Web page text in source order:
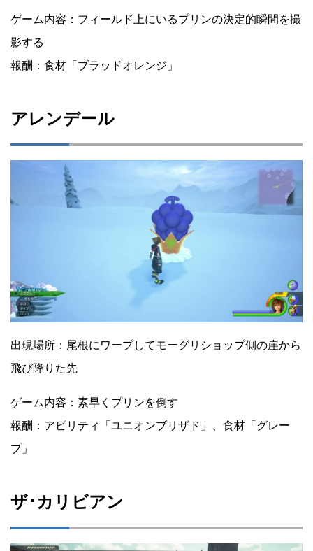
ゲーム内容：フィールド上にいるプリンの決定的瞬間を撮
影する
報酬：食材「ブラッドオレンジ」
アレンデール
出現場所：尾根にワープしてモーグリショップ側の崖から
飛び降りた先
ゲーム内容：素早くプリンを倒す
報酬：アビリティ「ユニオンブリザド」、食材「グレー
プ」
ザ･カリビアン